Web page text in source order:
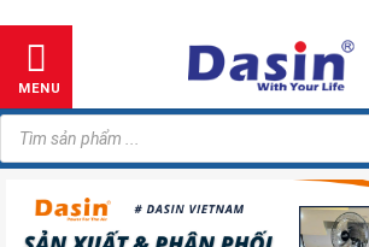
MENU
Tìm
kiếm
sản
phẩm